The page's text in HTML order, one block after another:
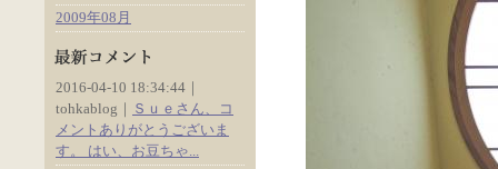
2009年08月
2016-04-10 18:34:44｜
tohkablog｜
Ｓｕｅさん、コ
メントありがとうございま
す。 はい、お豆ちゃ...